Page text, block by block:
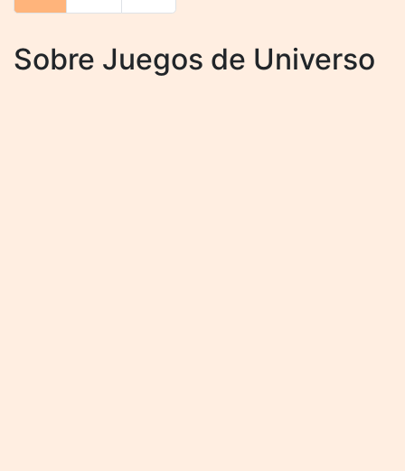
Sobre Juegos de Universo